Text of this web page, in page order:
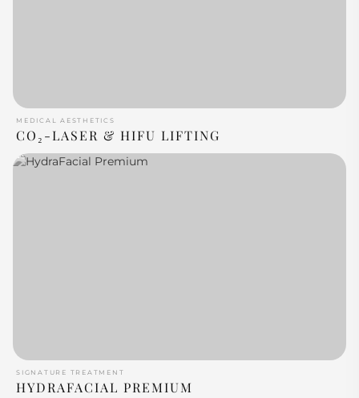
MEDICAL AESTHETICS
CO₂-LASER & HIFU LIFTING
SIGNATURE TREATMENT
HYDRAFACIAL PREMIUM